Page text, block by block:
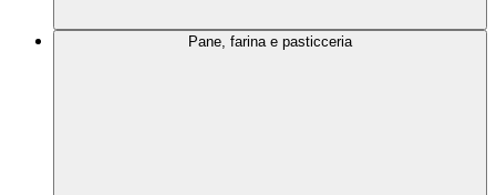
Pane, farina e pasticceria